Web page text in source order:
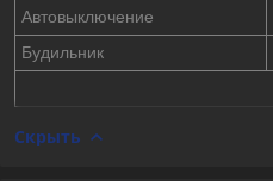
Автовыключение
Будильник
Скрыть